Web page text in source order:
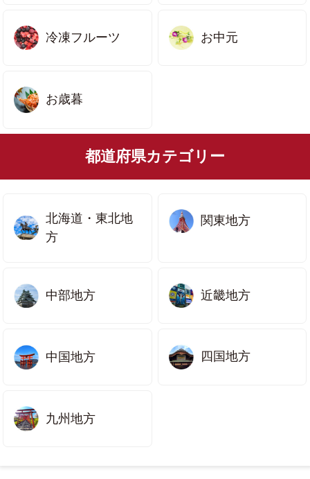
冷凍フルーツ お中元
お歳暮
都道府県カテゴリー
北海道・東北地
方
関東地方
中部地方 近畿地方
中国地方 四国地方
九州地方